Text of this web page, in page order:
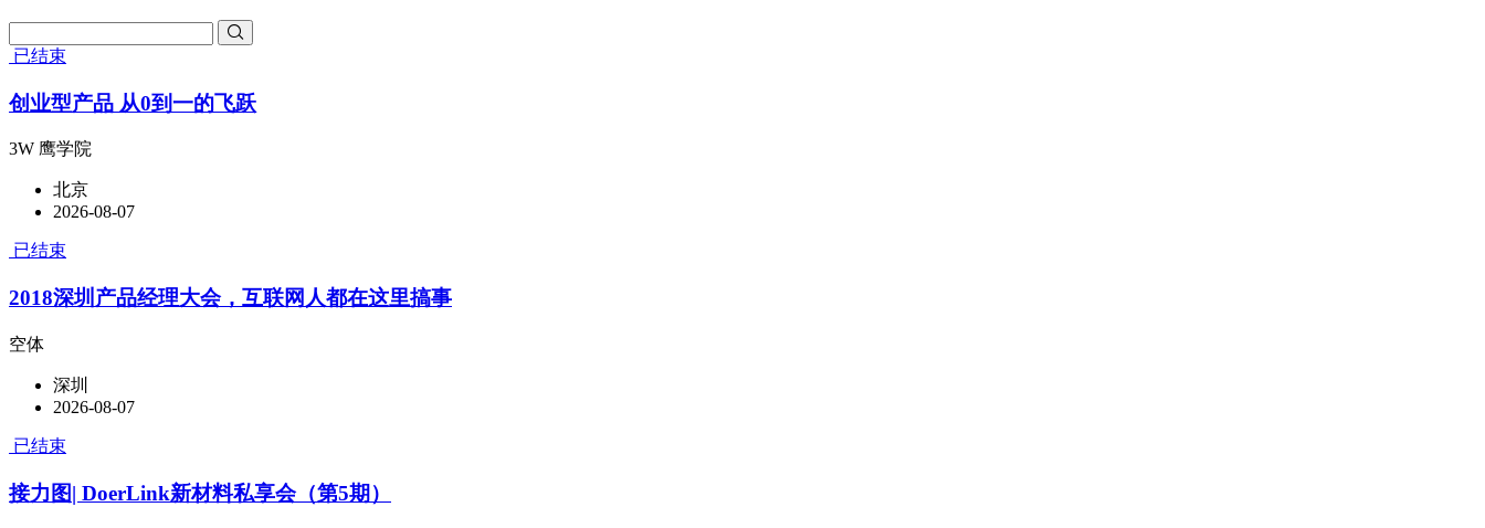
已结束
创业型产品 从0到一的飞跃
3W 鹰学院
北京
2026-08-07
已结束
2018深圳产品经理大会，互联网人都在这里搞事
空体
深圳
2026-08-07
已结束
接力图| DoerLink新材料私享会（第5期）